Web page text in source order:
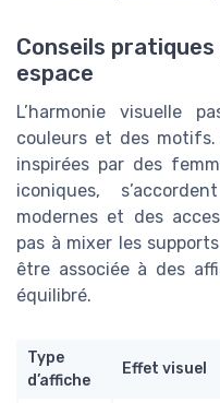
Conseils
espace
L’harmonie visuelle
couleurs et des
inspirées par des
iconiques,
modernes et des
pas à mixer les
être associée à des
équilibré.
Type
d’affiche
Effet visuel